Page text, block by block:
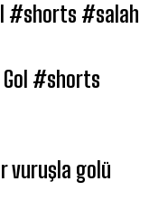
#shorts #salah
Gol #shorts
vuruşla golü